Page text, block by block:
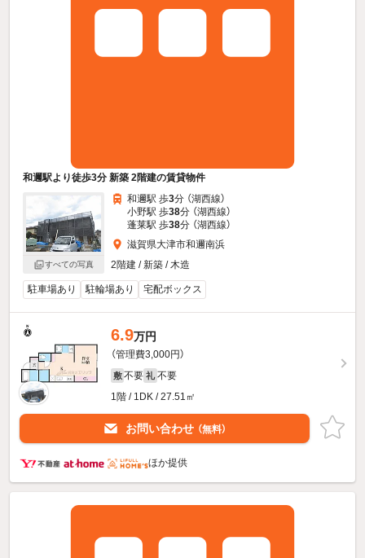
和邇駅より徒歩3分 新築 2階建の賃貸物件
すべての写真
和邇駅 歩3分 （湖西線）
小野駅 歩38分 （湖西線）
蓬莱駅 歩38分 （湖西線）
滋賀県大津市和邇南浜
2階建 / 新築 / 木造
駐車場あり 駐輪場あり 宅配ボックス
6.9万円
（管理費3,000円）
敷 不要 礼 不要
1階 / 1DK / 27.51㎡
お問い合わせ （無料）
ほか提供